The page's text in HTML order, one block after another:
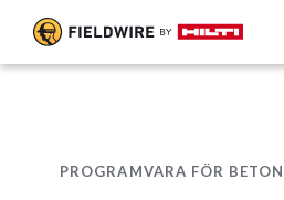
PROGRAMVARA FÖR